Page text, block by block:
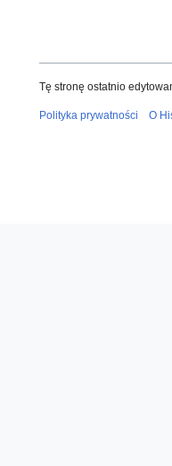
Tę stronę ostatnio
Polityka prywatności O